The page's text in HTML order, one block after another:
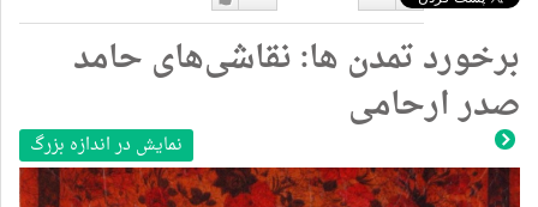
دوست
دارم
دوست
نداشتن
برخورد تمدن ها: نقاشی‌های حامد
صدر ارحامی
نمایش در اندازه بزرگ